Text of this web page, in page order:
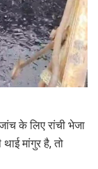
के लिए रांची भेजा
मांगुर है, तो